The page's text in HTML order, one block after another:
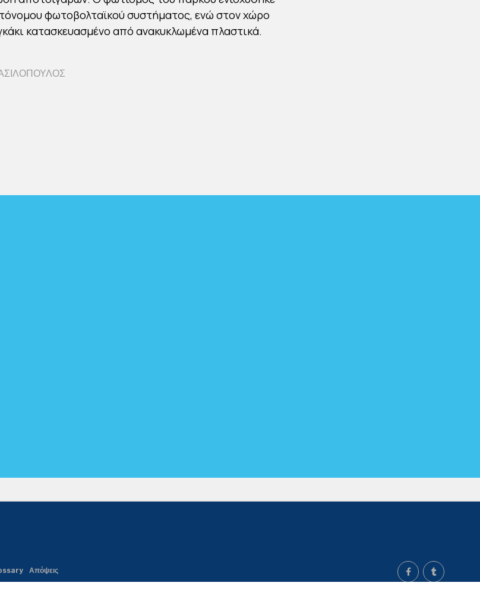
φωτοβολταϊκού συστήματος, ενώ στον χώρο
κατασκευασμένο από ανακυκλωμένα πλαστικά.
Απόψεις